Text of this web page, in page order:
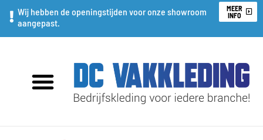
Ga
naar
Wij hebben de openingstijden voor onze showroom
aangepast.
MEER
INFO